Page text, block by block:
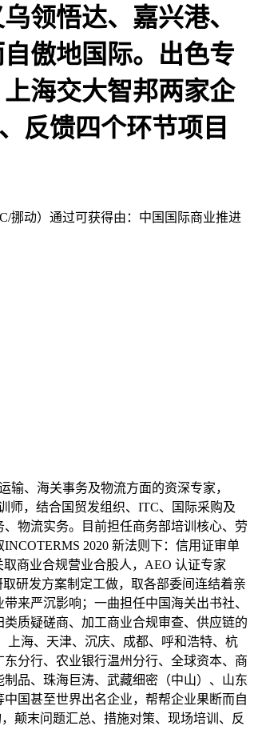
领悟达、嘉兴港、
傲地国际。出色专
海交大智邦两家企
反馈四个环节项目
动）通过可获得由：中国国际商业推进
输、海关事务及物流方面的资深专家，
师，结合国贸发组织、ITC、国际采购及
物流实务。目前担任商务部培训核心、劳
2020 新法则下：信用证审单
商业合规营业合股人，AEO 认证专家
研发方案制定工做，取各部委间连结着亲
来严沉影响；一曲担任中国海关出书社、
质疑磋商、加工商业合规审查、供应链的
上海、天津、沉庆、成都、呼和浩特、杭
分行、农业银行温州分行、全球资本、商
品、珠海巨涛、武藏细密（中山）、山东
国甚至世界出名企业，帮帮企业果断而自
颠末问题汇总、措施对策、现场培训、反